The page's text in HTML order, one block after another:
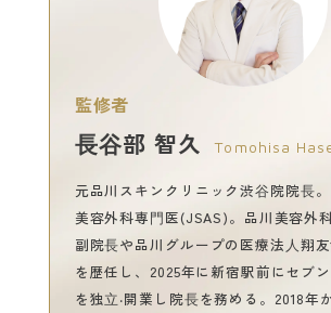
監修者
⻑⾕部 智久 Tomohisa
元品川スキンクリニック渋⾕院院⻑。
美容外科専⾨医(JSAS)。品川美容外
副院⻑や品川グループの医療法⼈翔
を歴任し、2025年に新宿駅前にセブ
を独⽴‧開業し院⻑を務める。2018年